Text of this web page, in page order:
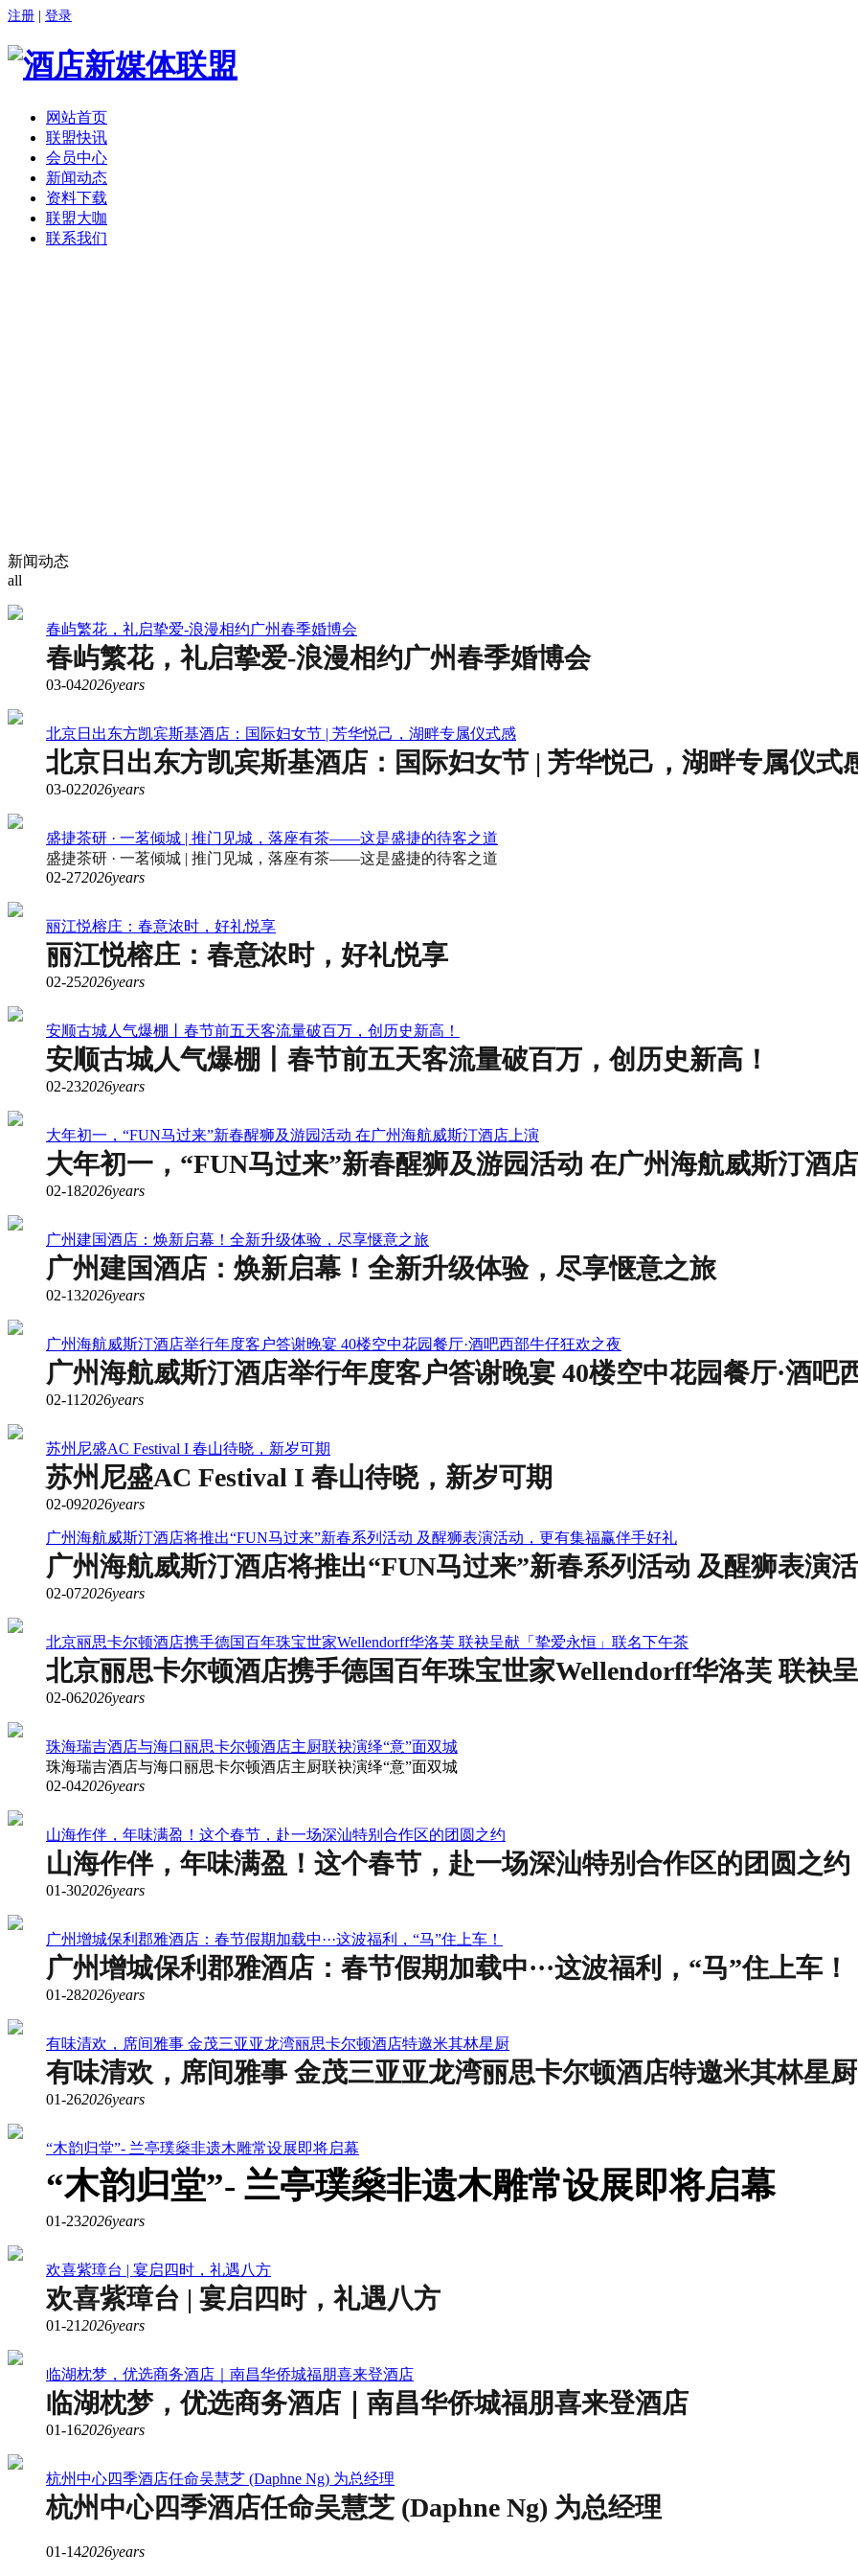
注册 登录
网站首页
联盟快讯
会员中心
新闻动态
资料下载
联盟大咖
联系我们
新闻动态
all
春屿繁花，礼启挚爱-浪漫相约广州春季婚博会
春屿繁花，礼启挚爱-浪漫相约广州春季婚博会
03-042026years
北京日出东方凯宾斯基酒店：国际妇女节 | 芳华悦己，湖畔专属仪式感
北京日出东方凯宾斯基酒店：国际妇女节 | 芳华悦己，湖畔专属仪式
03-022026years
盛捷茶研 · 一茗倾城 | 推门见城，落座有茶——这是盛捷的待客之道
盛捷茶研 · 一茗倾城 | 推门见城，落座有茶——这是盛捷的待客之道
02-272026years
丽江悦榕庄：春意浓时，好礼悦享
丽江悦榕庄：春意浓时，好礼悦享
02-252026years
安顺古城人气爆棚丨春节前五天客流量破百万，创历史新高！
安顺古城人气爆棚丨春节前五天客流量破百万，创历史新高！
02-232026years
大年初一，“FUN马过来”新春醒狮及游园活动 在广州海航威斯汀酒店上演
大年初一，“FUN马过来”新春醒狮及游园活动 在广州海航威斯汀酒
02-182026years
广州建国酒店：焕新启幕！全新升级体验，尽享惬意之旅
广州建国酒店：焕新启幕！全新升级体验，尽享惬意之旅
02-132026years
广州海航威斯汀酒店举行年度客户答谢晚宴 40楼空中花园餐厅·酒吧西部牛仔狂欢之夜
广州海航威斯汀酒店举行年度客户答谢晚宴 40楼空中花园餐厅·酒吧
02-112026years
苏州尼盛AC Festival I 春山待晓，新岁可期
苏州尼盛AC Festival I 春山待晓，新岁可期
02-092026years
广州海航威斯汀酒店将推出“FUN马过来”新春系列活动 及醒狮表演活动，更有集福赢伴手好礼
广州海航威斯汀酒店将推出“FUN马过来”新春系列活动 及醒狮表演
02-072026years
北京丽思卡尔顿酒店携手德国百年珠宝世家Wellendorff华洛芙 联袂呈献「挚爱永恒」联名下午茶
北京丽思卡尔顿酒店携手德国百年珠宝世家Wellendorff华洛芙 联袂
02-062026years
珠海瑞吉酒店与海口丽思卡尔顿酒店主厨联袂演绎“意”面双城
珠海瑞吉酒店与海口丽思卡尔顿酒店主厨联袂演绎“意”面双城
02-042026years
山海作伴，年味满盈！这个春节，赴一场深汕特别合作区的团圆之约
山海作伴，年味满盈！这个春节，赴一场深汕特别合作区的团圆之约
01-302026years
广州增城保利郡雅酒店：春节假期加载中···这波福利，“马”住上车！
广州增城保利郡雅酒店：春节假期加载中···这波福利，“马”住上车！
01-282026years
有味清欢，席间雅事 金茂三亚亚龙湾丽思卡尔顿酒店特邀米其林星厨
有味清欢，席间雅事 金茂三亚亚龙湾丽思卡尔顿酒店特邀米其林星厨
01-262026years
“木韵归堂”- 兰亭璞燊非遗木雕常设展即将启幕
“木韵归堂”- 兰亭璞燊非遗木雕常设展即将启幕
01-232026years
欢喜紫璋台 | 宴启四时，礼遇八方
欢喜紫璋台 | 宴启四时，礼遇八方
01-212026years
临湖枕梦，优选商务酒店｜南昌华侨城福朋喜来登酒店
临湖枕梦，优选商务酒店｜南昌华侨城福朋喜来登酒店
01-162026years
杭州中心四季酒店任命吴慧芝 (Daphne Ng) 为总经理
杭州中心四季酒店任命吴慧芝 (Daphne Ng) 为总经理
01-142026years